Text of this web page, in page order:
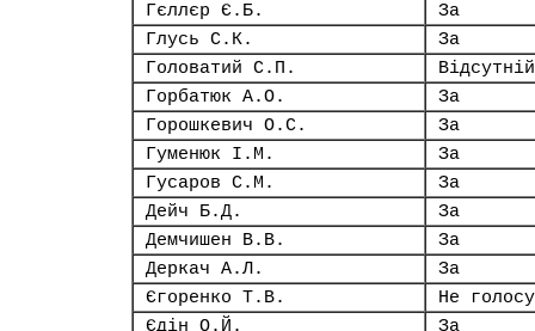
Гєллєр Є.Б.
За
Глусь С.К.
За
Головатий С.П.
Відсутній
Горбатюк А.О.
За
Горошкевич О.С.
За
Гуменюк І.М.
За
Гусаров С.М.
За
Дейч Б.Д.
За
Демчишен В.В.
За
Деркач А.Л.
За
Єгоренко Т.В.
Не
Єдін О.Й.
За